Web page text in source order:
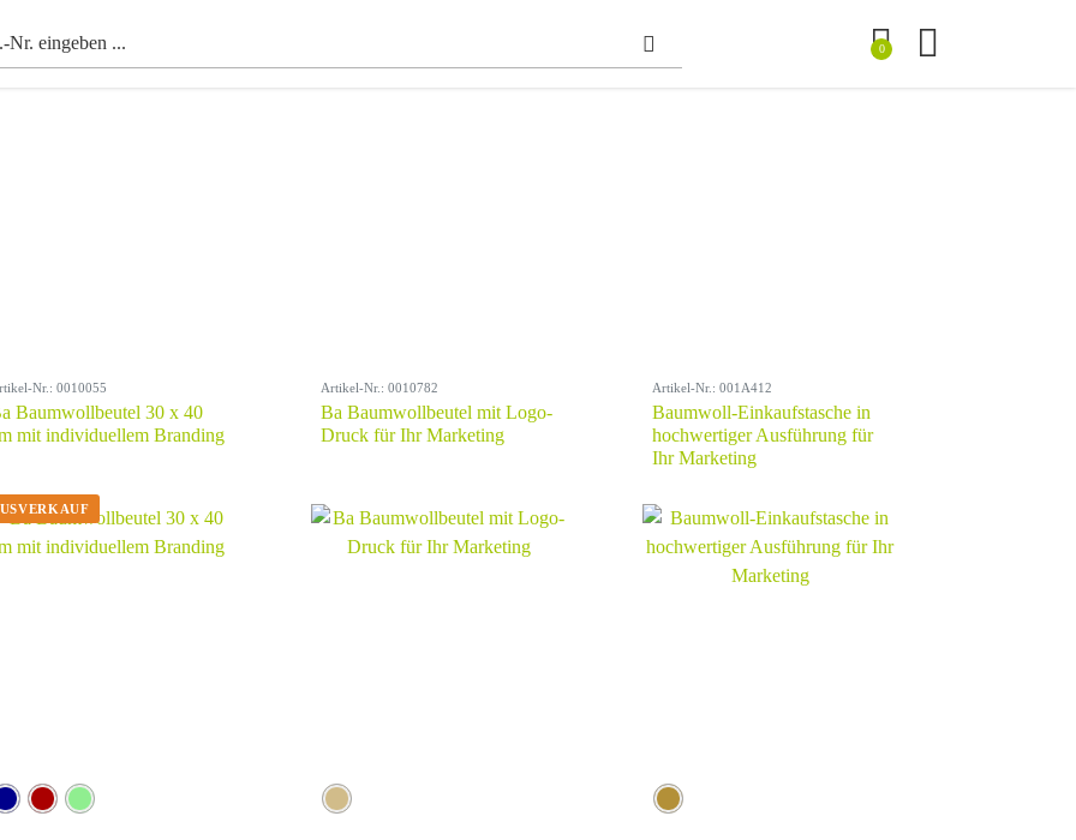
0
Nr.: 0010055
Baumwollbeutel 30 x 40
mit individuellem Branding
Artikel-Nr.: 0010782
Ba Baumwollbeutel mit Logo-
Druck für Ihr Marketing
Artikel-Nr.: 001A412
Baumwoll-Einkaufstasche in
hochwertiger Ausführung für
Ihr Marketing